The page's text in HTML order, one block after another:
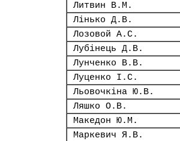
Литвин В.М.
Лінько Д.В.
Лозовой А.С.
Лубінець Д.В.
Лунченко В.В.
Луценко І.С.
Льовочкіна Ю.В.
Ляшко О.В.
Македон Ю.М.
Маркевич Я.В.